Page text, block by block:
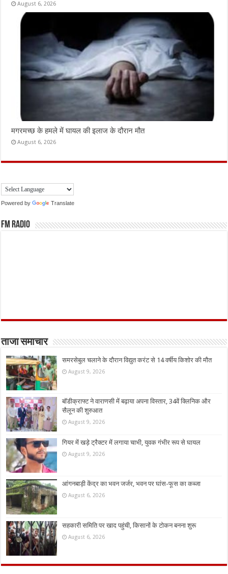
August 6, 2026
मगरमच्छ के हमले में घायल की इलाज के दौरान मौत
August 6, 2026
Powered by Translate
FM Radio
ताजा समाचार
समरसेबुल चलाने के दौरान विद्युत करंट से 14 वर्षीय किशोर की मौत
August 9, 2026
बॉडीक्राफ्ट ने वाराणसी में बढ़ाया अपना विस्तार, 34वें क्लिनिक और
सैलून की शुरुआत
August 9, 2026
गियर में खड़े ट्रैक्टर में लगाया चाभी, युवक गंभीर रूप से घायल
August 9, 2026
आंगनबाड़ी केंद्र का भवन जर्जर, भवन पर घांस-फूस का कब्जा
August 6, 2026
सहकारी समिति पर खाद पहुंची, किसानों के टोकन बनना शुरू
August 6, 2026